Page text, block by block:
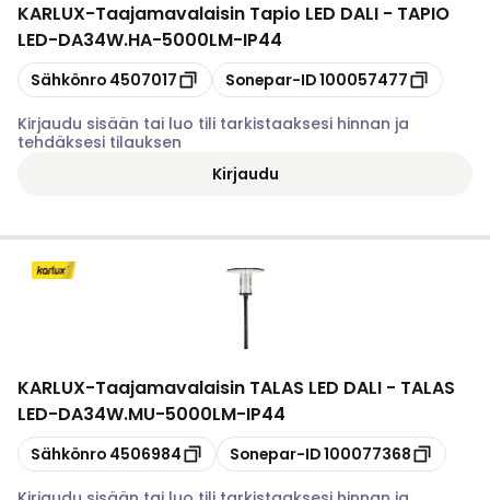
KARLUX-Taajamavalaisin Tapio LED DALI - TAPIO
LED-DA34W.HA-5000LM-IP44
Kopioi
Sähkönro 4507017 Kopioi
Sonepar-ID100057477
Kirjaudu sisään tai luo tili tarkistaaksesi hinnan ja
tehdäksesi tilauksen
Kirjaudu
KARLUX-Taajamavalaisin TALAS LED DALI - TALAS
LED-DA34W.MU-5000LM-IP44
Kopioi
Sähkönro 4506984 Kopioi
Sonepar-ID100077368